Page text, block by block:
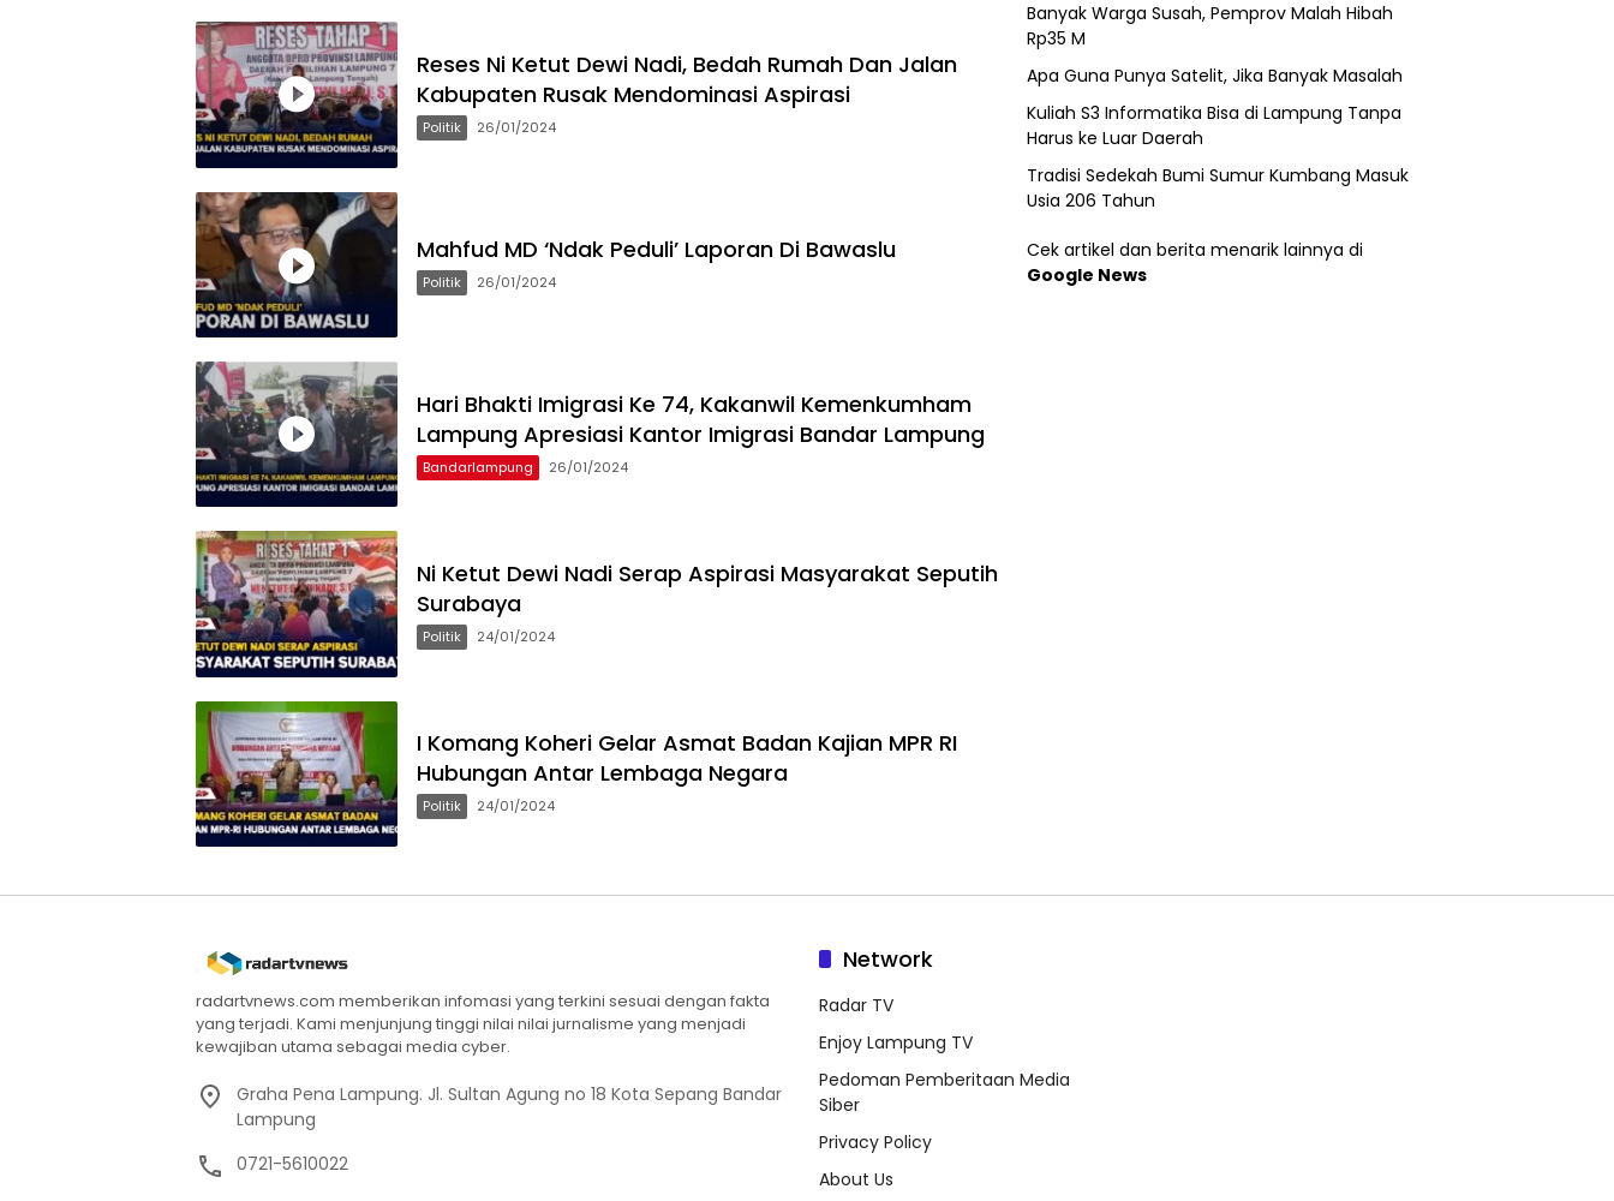
Reses Ni Ketut Dewi Nadi, Bedah Rumah Dan Jalan
Kabupaten Rusak Mendominasi Aspirasi
Politik 26/01/2024
Mahfud MD ‘Ndak Peduli’ Laporan Di Bawaslu
Politik 26/01/2024
Hari Bhakti Imigrasi Ke 74, Kakanwil Kemenkumham
Lampung Apresiasi Kantor Imigrasi Bandar Lampung
Bandarlampung 26/01/2024
Ni Ketut Dewi Nadi Serap Aspirasi Masyarakat Seputih
Surabaya
Politik 24/01/2024
I Komang Koheri Gelar Asmat Badan Kajian MPR RI
Hubungan Antar Lembaga Negara
Politik 24/01/2024
Banyak Warga Susah, Pemprov Malah Hibah
Rp35 M
Apa Guna Punya Satelit, Jika Banyak Masalah
Kuliah S3 Informatika Bisa di Lampung Tanpa
Harus ke Luar Daerah
Tradisi Sedekah Bumi Sumur Kumbang Masuk
Usia 206 Tahun
Cek artikel dan berita menarik lainnya di
Google News
radartvnews.com memberikan infomasi yang terkini sesuai dengan fakta
yang terjadi. Kami menjunjung tinggi nilai nilai jurnalisme yang menjadi
kewajiban utama sebagai media cyber.
Graha Pena Lampung. Jl. Sultan Agung no 18 Kota Sepang Bandar
Lampung
0721-5610022
Network
Radar TV
Enjoy Lampung TV
Pedoman Pemberitaan Media
Siber
Privacy Policy
About Us